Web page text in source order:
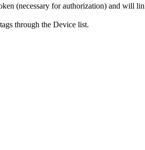
(necessary for authorization) and will
through the Device list.